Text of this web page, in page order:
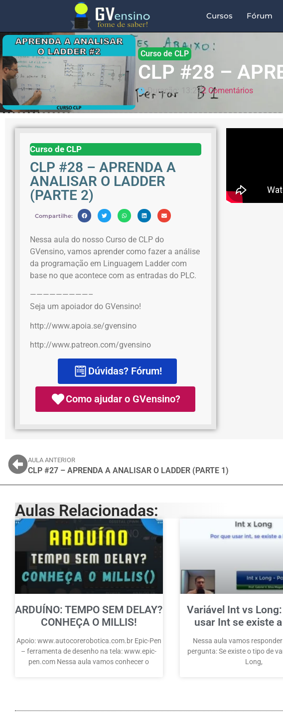
Cursos Fórum
Curso de CLP
CLP #28 –
Duração: 13:292 Comentários
Curso de CLP
CLP #28 – APRENDA A
ANALISAR O LADDER
(PARTE 2)
Compartilhe:
Nessa aula do nosso Curso de CLP do
GVensino, vamos aprender como fazer a análise
da programação em Linguagem Ladder com
base no que acontece com as entradas do PLC.
—————————–
Seja um apoiador do GVensino!
http://www.apoia.se/gvensino
http://www.patreon.com/gvensino
Dúvidas? Fórum!
Como ajudar o GVensino?
AULA ANTERIOR
CLP #27 – APRENDA A ANALISAR O LADDER (PARTE 1)
Aulas Relacionadas:
ARDUÍNO: TEMPO SEM DELAY?
CONHEÇA O MILLIS!
Apoio: www.autocorerobotica.com.br Epic-Pen
– ferramenta de desenho na tela: www.epic-
pen.com Nessa aula vamos conhecer o
Variável Int vs
usar Int se existe
Nessa aula vamos
pergunta: Se existe o tipo de
Long,